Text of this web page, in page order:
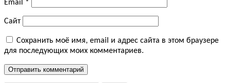
Email *
Сайт
Сохранить моё имя, email и адрес сайта в этом браузере
для последующих моих комментариев.